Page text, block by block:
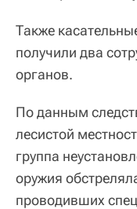
Также
получили два
органов.
По данным
лесистой
группа
оружия
проводивших